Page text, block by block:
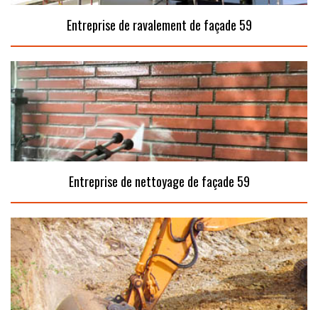
Entreprise de ravalement de façade 59
Entreprise de nettoyage de façade 59